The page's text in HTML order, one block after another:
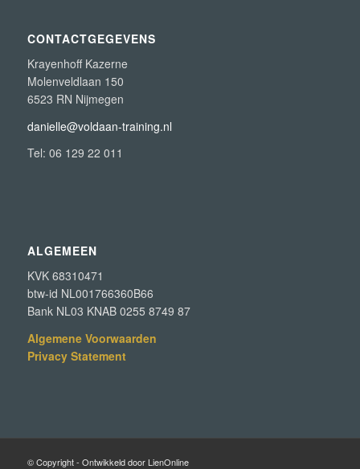
CONTACTGEGEVENS
Krayenhoff Kazerne
Molenveldlaan 150
6523 RN Nijmegen
danielle@voldaan-training.nl
Tel: 06 129 22 011
ALGEMEEN
KVK 68310471
btw-id NL001766360B66
Bank NL03 KNAB 0255 8749 87
Algemene Voorwaarden
Privacy Statement
© Copyright - Ontwikkeld door LienOnline